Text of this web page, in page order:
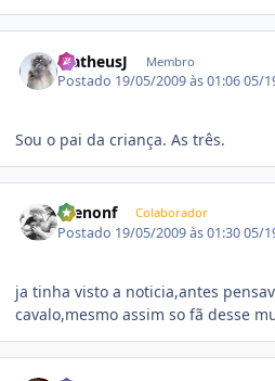
MatheusJ Membro
Postado 19/05/2009 às 01:0605/
Sou o pai da criança. As três.
Brenonf Colaborador
Postado 19/05/2009 às 01:3005/
ja tinha visto a noticia,antes
cavalo,mesmo assim so fã desse